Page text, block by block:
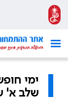
ימי
שלב א'